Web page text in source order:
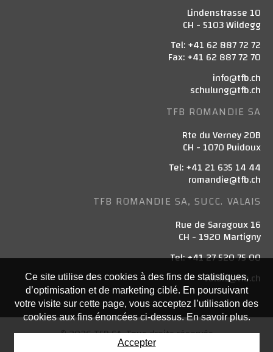
Lindenstrasse 10
CH - 5103 Wildegg
Tel: +41 62 887 72 72
Fax: +41 62 887 72 70
info@tfb.ch
schulung@tfb.ch
TFB ROMANDIE SA
Rte du Verney 20B
CH - 1070 Puidoux
Tel: +41 21 635 14 44
romandie@tfb.ch
TFB ROMANDIE SA, SUCC. VALAIS
Rue de Saragoux 16
CH - 1920 Martigny
Tel: +41 27 520 75 00
valais@tfb.ch
© 2026 TFB SA. Tous droits réservés
Ce site utilise des cookies à des fins de statistiques,
d’optimisation et de marketing ciblé. En poursuivant
votre visite sur cette page, vous acceptez l’utilisation des
cookies aux fins énoncées ci-dessus. En savoir plus.
Accepter